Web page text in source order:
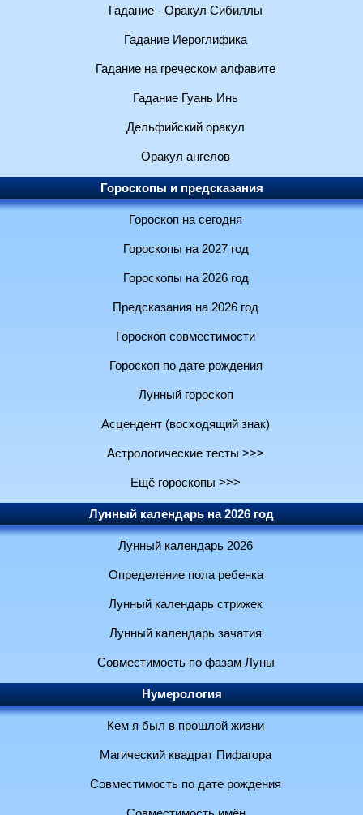
Гадание - Оракул Сибиллы
Гадание Иероглифика
Гадание на греческом алфавите
Гадание Гуань Инь
Дельфийский оракул
Оракул ангелов
Гороскопы и предсказания
Гороскоп на сегодня
Гороскопы на 2027 год
Гороскопы на 2026 год
Предсказания на 2026 год
Гороскоп совместимости
Гороскоп по дате рождения
Лунный гороскоп
Асцендент (восходящий знак)
Астрологические тесты >>>
Ещё гороскопы >>>
Лунный календарь на 2026 год
Лунный календарь 2026
Определение пола ребенка
Лунный календарь стрижек
Лунный календарь зачатия
Совместимость по фазам Луны
Нумерология
Кем я был в прошлой жизни
Магический квадрат Пифагора
Совместимость по дате рождения